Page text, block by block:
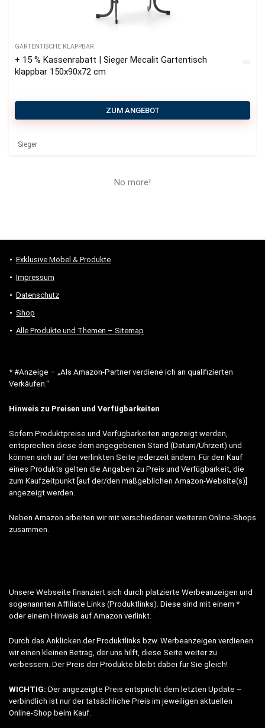
GARTENTISCHE KLAPPBAR
+ 15 % Kassenrabatt | Sieger Mecalit Gartentisch
klappbar 150x90x72 cm
ZUM ANGEBOT
Sieger
No more!
Exklusive Möbel & Produkte
Impressum
Datenschutz
Shop
Alle Produkte und Themen – Sitemap
* #Anzeige – „Als Amazon-Partner verdiene ich an qualifizierten
Verkäufen.“
Hinweis zu Preisen und Verfügbarkeiten
Sofern Produktpreise und Verfügbarkeiten angezeigt werden,
entsprechen diese dem angegebenen Stand (Datum/Uhrzeit) und
können sich auf der verlinkten Seite jederzeit ändern. Für den Kauf
eines Produkts gelten die Angaben zu Preis und Verfügbarkeit, die
zum Kaufzeitpunkt [auf der/den maßgeblichen Amazon-Website(s)]
angezeigt werden.
Neben Amazon arbeiten wir mit verschiedenen weiteren Online-Shops
zusammen.
Unsere Webseite finanziert sich durch platzierte Werbeanzeigen und
sogenannten Affiliate Links (Produktlinks). Diese sind mit einem *
oder einem Hinweis auf Amazon verlinkt.
Durch das Anklicken der Produktlinks bzw. Werbeanzeigen verdienen
wir einen kleinen Betrag, der uns hilft, diese Seite weiter zu
verbessern. Der Preis der Produkte bleibt dabei für Sie gleich!
WICHTIG: Der angezeigte Preis entspricht dem letzten Update –
verbindlich ist nur der tatsächliche Preis im jeweiligen aktuellen
Online-Shop beim Kauf.